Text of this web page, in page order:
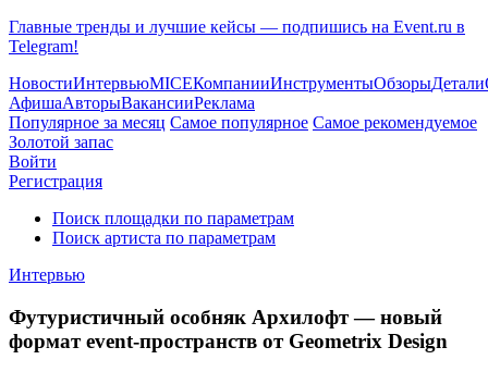
Главные тренды и лучшие кейсы — подпишись на Event.ru в
Telegram!
НовостиИнтервьюMICEКомпанииИнструментыОбзорыДетали
АфишаАвторыВакансииРеклама
Популярное за месяц Самое популярное Самое рекомендуемое
Золотой запас
Войти
Регистрация
Поиск площадки по параметрам
Поиск артиста по параметрам
Интервью
Футуристичный особняк Архилофт — новый
формат event-пространств от Geometrix Design